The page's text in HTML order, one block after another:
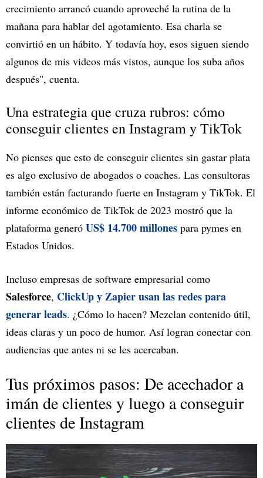
crecimiento arrancó cuando aproveché la rutina de la
mañana para hablar del agotamiento. Esa charla se
convirtió en un hábito. Y todavía hoy, esos siguen siendo
algunos de mis videos más vistos, aunque los suba años
después", cuenta.
Una estrategia que cruza rubros: cómo
conseguir clientes en Instagram y TikTok
No pienses que esto de conseguir clientes sin gastar plata
es algo exclusivo de abogados o coaches. Las consultoras
también están facturando fuerte en Instagram y TikTok. El
informe económico de TikTok de 2023 mostró que la
plataforma generó US$ 14.700 millones para pymes en
Estados Unidos.
Incluso empresas de software empresarial como
Salesforce, ClickUp y Zapier usan las redes para
generar leads. ¿Cómo lo hacen? Mezclan contenido útil,
ideas claras y un poco de humor. Así logran conectar con
audiencias que antes ni se les acercaban.
Tus próximos pasos: De acechador a
imán de clientes y luego a conseguir
clientes de Instagram